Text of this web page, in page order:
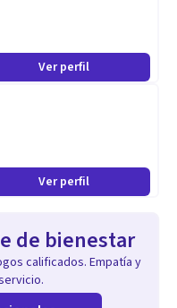
Ver perfil
Ver perfil
de bienestar
calificados. Empatía y